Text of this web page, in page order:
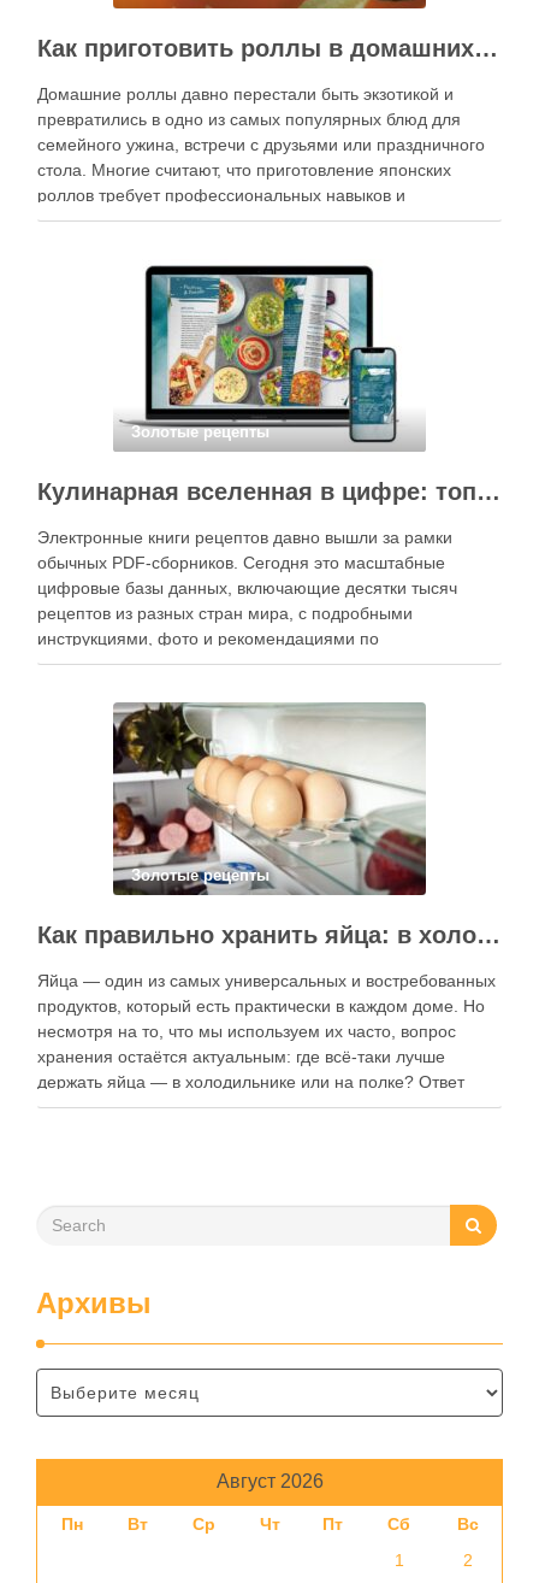
Как приготовить роллы в домашних условиях?
Домашние роллы давно перестали быть экзотикой и
превратились в одно из самых популярных блюд для
семейного ужина, встречи с друзьями или праздничного
стола. Многие считают, что приготовление японских
роллов требует профессиональных навыков и
специального оборудования, однако на практике сделать
кухне. Главное — …
Золотые рецепты
Кулинарная вселенная в цифре: топ-3 самых больших электронных книг рецептов
Электронные книги рецептов давно вышли за рамки
обычных PDF-сборников. Сегодня это масштабные
цифровые базы данных, включающие десятки тысяч
рецептов из разных стран мира, с подробными
инструкциями, фото и рекомендациями по
приготовлению. В отличие от печатных изданий,
контент, расширять коллекции блюд и добавлять новые
функции. Ниже …
Золотые рецепты
Как правильно хранить яйца: в холодильнике или на полке?
Яйца — один из самых универсальных и востребованных
продуктов, который есть практически в каждом доме. Но
несмотря на то, что мы используем их часто, вопрос
хранения остаётся актуальным: где всё-таки лучше
держать яйца — в холодильнике или на полке? Ответ
зависит от нескольких факторов, включая температуру
Архивы
Август 2026
Пн Вт Ср Чт Пт Сб
Вс
1
2